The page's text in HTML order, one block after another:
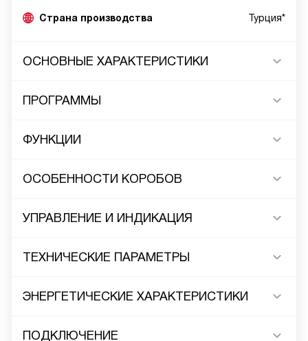
Страна производства Турция*
ОСНОВНЫЕ ХАРАКТЕРИСТИКИ
ПРОГРАММЫ
ФУНКЦИИ
ОСОБЕННОСТИ КОРОБОВ
УПРАВЛЕНИЕ И ИНДИКАЦИЯ
ТЕХНИЧЕСКИЕ ПАРАМЕТРЫ
ЭНЕРГЕТИЧЕСКИЕ ХАРАКТЕРИСТИКИ
ПОДКЛЮЧЕНИЕ